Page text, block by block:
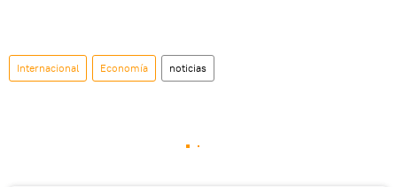
Internacional Economía noticias